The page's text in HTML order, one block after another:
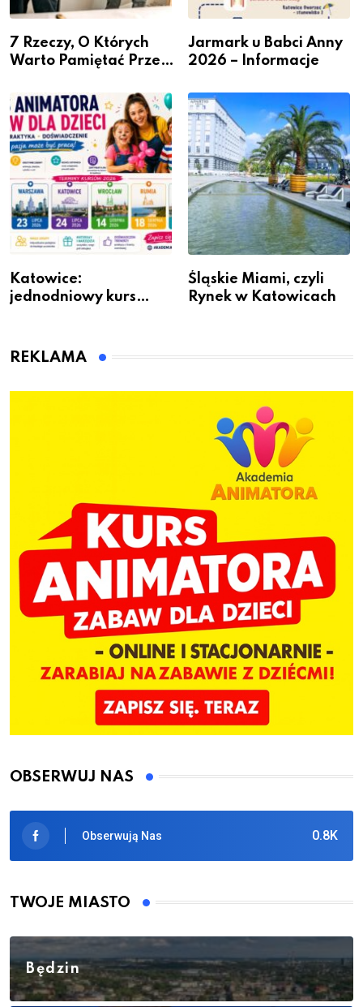
7 Rzeczy, O Których
Warto Pamiętać Przed
Jarmark u Babci Anny
2026 – Informacje
Katowice:
jednodniowy kurs
dzieci
Śląskie Miami, czyli
Rynek w Katowicach
REKLAMA
OBSERWUJ NAS
0.8K
Obserwują Nas
TWOJE MIASTO
Będzin